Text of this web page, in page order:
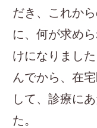
だき、これか
に、何が求め
けになりまし
んでから、在
して、診療に
た。